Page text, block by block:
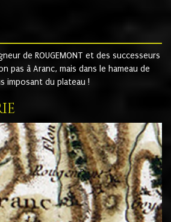
de ROUGEMONT et des successeurs
pas à Aranc, mais dans le hameau de
imposant du plateau !